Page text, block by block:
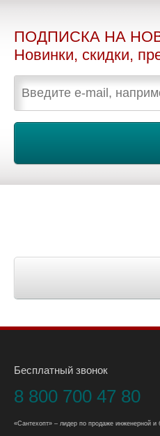
ПОДПИСКА НА
Новинки, скидки,
Бесплатный звонок
8 800 700 47 80
«Сантехопт» – лидер по продаже инженерной и